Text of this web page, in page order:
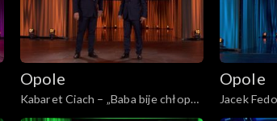
Opole
Kabaret Ciach – „Baba bije chłopa”.
62. KFPP: „KabareTYM”
Opole
Jacek
KFPP: